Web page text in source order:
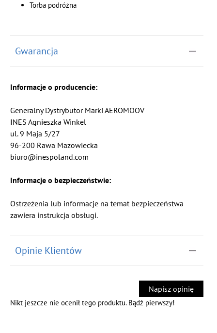
Torba podróżna
Gwarancja
Informacje o producencie:
Generalny Dystrybutor Marki AEROMOOV
INES Agnieszka Winkel
ul. 9 Maja 5/27
96-200 Rawa Mazowiecka
biuro@inespoland.com
Informacje o bezpieczeństwie:
Ostrzeżenia lub informacje na temat bezpieczeństwa
zawiera instrukcja obsługi.
Opinie Klientów
Napisz opinię
Nikt jeszcze nie ocenił tego produktu. Bądź pierwszy!